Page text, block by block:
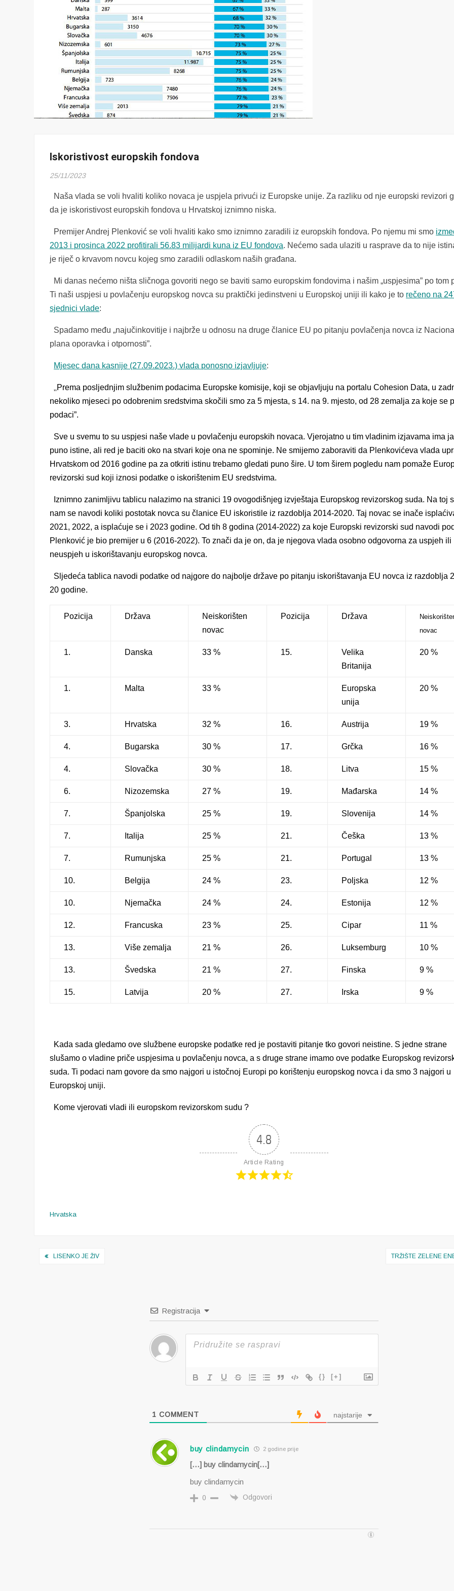
Iskoristivost europskih fondova
25/11/2023
Naša vlada se voli hvaliti koliko novaca je uspjela privući iz Europske unije. Za razliku od nje europski revizori
da je iskoristivost europskih fondova u Hrvatskoj iznimno niska.
Premijer Andrej Plenković se voli hvaliti kako smo iznimno zaradili iz europskih fondova. Po njemu mi smo
2013 i prosinca 2022 profitirali 56.83 milijardi kuna iz EU fondova. Nećemo sada ulaziti u rasprave da to nije
je riječ o krvavom novcu kojeg smo zaradili odlaskom naših građana.
Mi danas nećemo ništa sličnoga govoriti nego se baviti samo europskim fondovima i našim „uspjesima” po tom
Ti naši uspjesi u povlačenju europskog novca su praktički jedinstveni u Europskoj uniji ili kako je to rečeno na
sjednici vlade:
Spadamo među „najučinkovitije i najbrže u odnosu na druge članice EU po pitanju povlačenja novca iz
plana oporavka i otpornosti”.
Mjesec dana kasnije (27.09.2023.) vlada ponosno izjavljuje:
„Prema posljednjim službenim podacima Europske komisije, koji se objavljuju na portalu Cohesion Data, u
nekoliko mjeseci po odobrenim sredstvima skočili smo za 5 mjesta, s 14. na 9. mjesto, od 28 zemalja za koje se
podaci”.
Sve u svemu to su uspjesi naše vlade u povlačenju europskih novaca. Vjerojatno u tim vladinim izjavama ima
puno istine, ali red je baciti oko na stvari koje ona ne spominje. Ne smijemo zaboraviti da Plenkovićeva vlada
Hrvatskom od 2016 godine pa za otkriti istinu trebamo gledati puno šire. U tom širem pogledu nam pomaže
revizorski sud koji iznosi podatke o iskorištenim EU sredstvima.
Iznimno zanimljivu tablicu nalazimo na stranici 19 ovogodišnjeg izvještaja Europskog revizorskog suda. Na toj
nam se navodi koliki postotak novca su članice EU iskoristile iz razdoblja 2014-2020. Taj novac se inače
2021, 2022, a isplaćuje se i 2023 godine. Od tih 8 godina (2014-2022) za koje Europski revizorski sud navodi
Plenković je bio premijer u 6 (2016-2022). To znači da je on, da je njegova vlada osobno odgovorna za uspjeh ili
neuspjeh u iskorištavanju europskog novca.
Sljedeća tablica navodi podatke od najgore do najbolje države po pitanju iskorištavanja EU novca iz razdoblja
20 godine.
Pozicija Država
Neiskorišten
novac
Pozicija Država
novac
1. Danska 33 % 15.
Velika
Britanija
20 %
1. Malta 33 %
Europska
unija
20 %
3. Hrvatska 32 % 16. Austrija 19 %
4. Bugarska 30 % 17. Grčka 16 %
4. Slovačka 30 % 18. Litva 15 %
6. Nizozemska 27 % 19. Mađarska 14 %
7. Španjolska 25 % 19. Slovenija 14 %
7. Italija 25 % 21. Češka 13 %
7. Rumunjska 25 % 21. Portugal 13 %
10. Belgija 24 % 23. Poljska 12 %
10. Njemačka 24 % 24. Estonija 12 %
12. Francuska 23 % 25. Cipar 11 %
13. Više zemalja 21 % 26. Luksemburg 10 %
13. Švedska 21 % 27. Finska 9 %
15. Latvija 20 % 27. Irska 9 %
Kada sada gledamo ove službene europske podatke red je postaviti pitanje tko govori neistine. S jedne strane
slušamo o vladine priče uspjesima u povlačenju novca, a s druge strane imamo ove podatke Europskog
suda. Ti podaci nam govore da smo najgori u istočnoj Europi po korištenju europskog novca i da smo 3 najgori u
Europskoj uniji.
Kome vjerovati vladi ili europskom revizorskom sudu ?
4.8
Article Rating
Hrvatska
Navigacija
LISENKO JE ŽIV TRŽIŠTE ZELENE
Registracija
{} [+]
1 COMMENT najstarije
buy clindamycin 2 godine prije
[…] buy clindamycin[…]
buy clindamycin
0 Odgovori